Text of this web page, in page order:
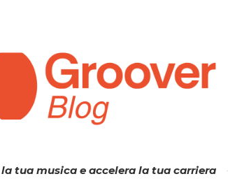
tua musica e accelera la tua carriera